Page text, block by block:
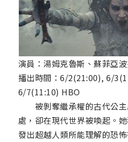
演員：湯姆克魯斯、蘇菲亞
播出時間：6/2(21:00), 6/
6/7(11:10) HBO
被剝奪繼承權的古代公主
處，卻在現代世界被喚起。
發出超越人類所能理解的恐